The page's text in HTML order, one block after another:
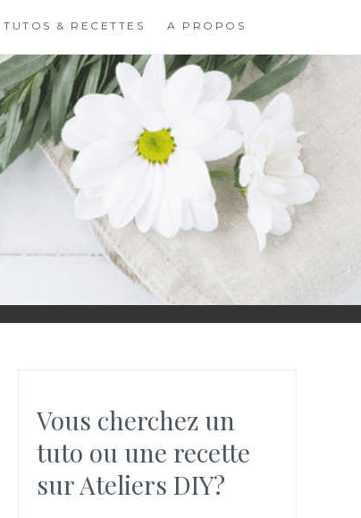
TUTOS & RECETTES A PROPOS
Vous cherchez un
tuto ou une recette
sur Ateliers DIY?